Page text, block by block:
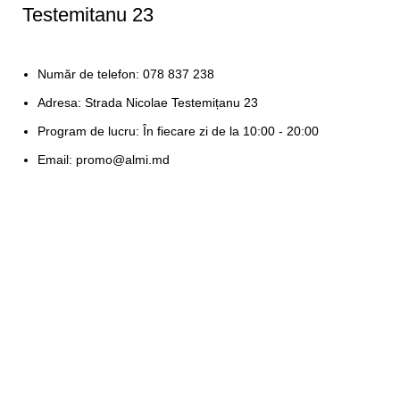
Testemitanu 23
Număr de telefon: 078 837 238
Adresa: Strada Nicolae Testemițanu 23
Program de lucru: În fiecare zi de la 10:00 - 20:00
Email: promo@almi.md